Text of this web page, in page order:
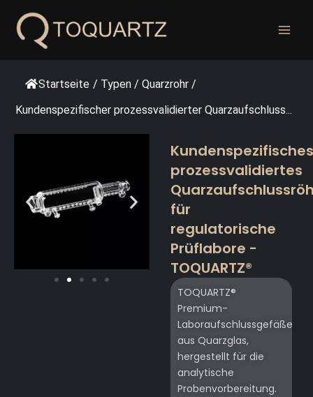
Inhalt
springen
Startseite / Typen / Quarzrohr /
Kundenspezifischer prozessvalidierter Quarzaufschluss...
prozessvalidiertes
für
regulatorische
Prüflabore -
TOQUARTZ®
TOQUARTZ®
Premium-
Laboraufschlussgefäße
aus Quarzglas,
hergestellt für die
analytische
Probenvorbereitung.